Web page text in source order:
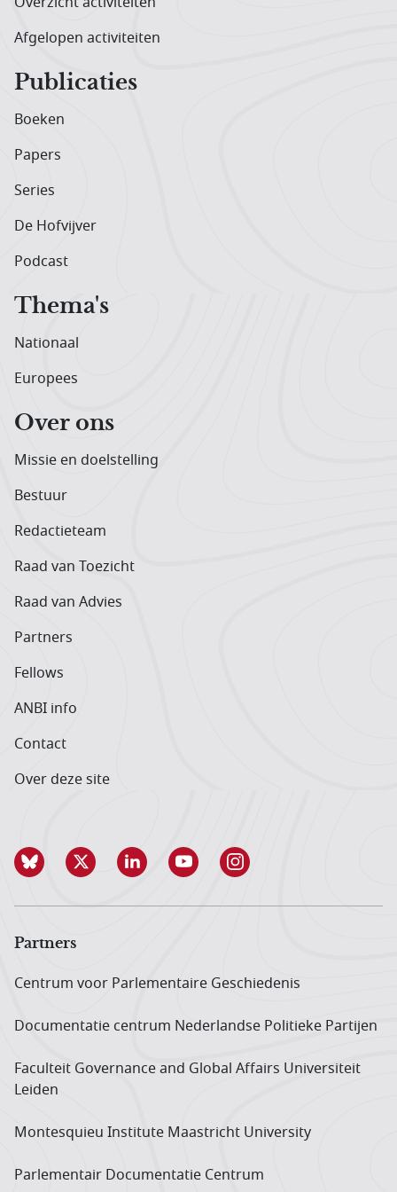
Afgelopen activiteiten
Publicaties
Boeken
Papers
Series
De Hofvijver
Podcast
Thema's
Nationaal
Europees
Over ons
Missie en doelstelling
Bestuur
Redactieteam
Raad van Toezicht
Raad van Advies
Partners
Fellows
ANBI info
Contact
Over deze site
Partners
Centrum voor Parlementaire Geschiedenis
Documentatie centrum Neder­landse Politieke Partijen
Faculteit Governance and Global Affairs Universiteit
Leiden
Montesquieu Institute Maastricht University
Parlementair Documentatie Centrum